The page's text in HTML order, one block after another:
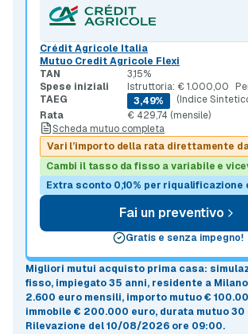
Crédit Agricole Italia
Mutuo Credit Agricole Flexi
TAN
3,15%
Spese iniziali
Istruttoria: € 1.000,00
TAEG
3,49%
(Indice
Rata
€ 429,74 (mensile)
Scheda mutuo completa
Vari l’importo della rata direttamente da
Cambi il tasso da fisso a variabile e
Extra sconto 0,10% per riqualificazione
Fai un preventivo
Gratis e senza impegno!
Migliori mutui acquisto prima casa:
fisso, impiegato 35 anni, residente a
2.600 euro mensili, importo mutuo€
immobile € 200.000 euro, durata mutuo30
Rilevazione del 10/08/2026 ore 09:00.